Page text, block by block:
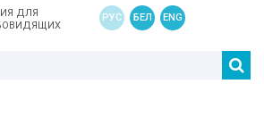
ДЛЯ
РУС БЕЛ ENG